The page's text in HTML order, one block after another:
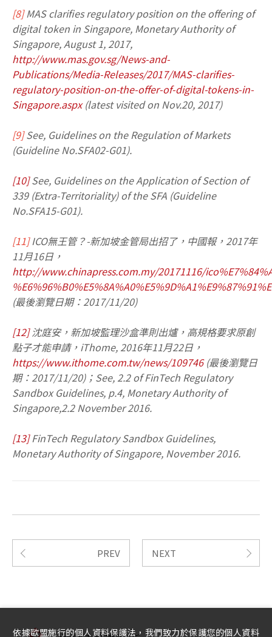
[8]MAS clarifies regulatory position on the offering of
digital token in Singapore, Monetary Authority of
Singapore, August 1, 2017,
http://www.mas.gov.sg/News-and-
Publications/Media-Releases/2017/MAS-clarifies-
regulatory-position-on-the-offer-of-digital-tokens-in-
Singapore.aspx(latest visited on Nov.20, 2017)
[9]See, Guidelines on the Regulation of Markets
(Guideline No.SFA02-G01).
[10] See, Guidelines on the Application of Section of
339 (Extra-Territoriality) of the SFA (Guideline
No.SFA15-G01).
[11]ICO無王管？-新加坡金管局出招了，中國報，2017年
11月16日，
http://www.chinapress.com.my/20171116/
(最後瀏覽日期：2017/11/20)
[12] 沈庭安，新加坡監理沙盒準則出爐，高規格要求原創
點子才能申請，iThome, 2016年11月22日，
https://www.ithome.com.tw/news/109746(最後瀏覽日
期：2017/11/20)；See, 2.2 of FinTech Regulatory
Sandbox Guidelines, p.4, Monetary Authority of
Singapore,2.2 November 2016.
[13]FinTech Regulatory Sandbox Guidelines,
Monetary Authority of Singapore, November 2016.
PREV NEXT
依據歐盟施行的個人資料保護法，我們致力於保護您的個人資料